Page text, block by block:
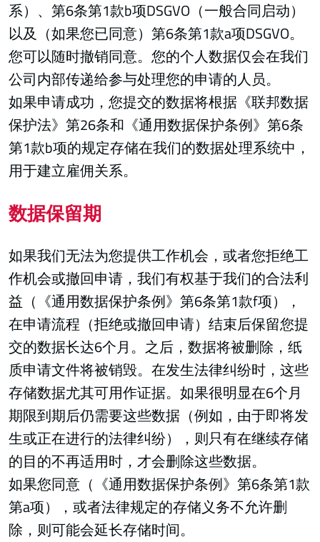
系）、第6条第1款b项DSGVO（一般合同启动）
以及（如果您已同意）第6条第1款a项DSGVO。
您可以随时撤销同意。您的个人数据仅会在我们
公司内部传递给参与处理您的申请的人员。
如果申请成功，您提交的数据将根据《联邦数据
保护法》第26条和《通用数据保护条例》第6条
第1款b项的规定存储在我们的数据处理系统中，
用于建立雇佣关系。
数据保留期
如果我们无法为您提供工作机会，或者您拒绝工
作机会或撤回申请，我们有权基于我们的合法利
益（《通用数据保护条例》第6条第1款f项），
在申请流程（拒绝或撤回申请）结束后保留您提
交的数据长达6个月。之后，数据将被删除，纸
质申请文件将被销毁。在发生法律纠纷时，这些
存储数据尤其可用作证据。如果很明显在6个月
期限到期后仍需要这些数据（例如，由于即将发
生或正在进行的法律纠纷），则只有在继续存储
的目的不再适用时，才会删除这些数据。
如果您同意（《通用数据保护条例》第6条第1款
第a项），或者法律规定的存储义务不允许删
除，则可能会延长存储时间。